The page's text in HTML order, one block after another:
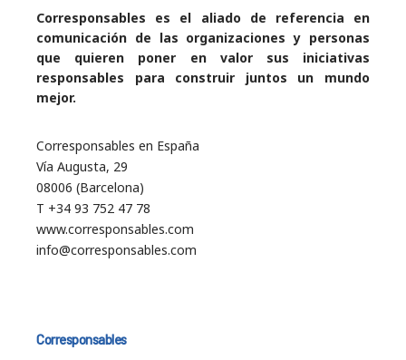
Corresponsables es el aliado de referencia en
comunicación de las organizaciones y personas
que quieren poner en valor sus iniciativas
responsables para construir juntos un mundo
mejor.
Corresponsables en España
Vía Augusta, 29
08006 (Barcelona)
T +34 93 752 47 78
www.corresponsables.com
info@corresponsables.com
Corresponsables